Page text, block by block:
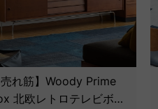
売れ筋】Woody Prime
北欧レトロテレビボー